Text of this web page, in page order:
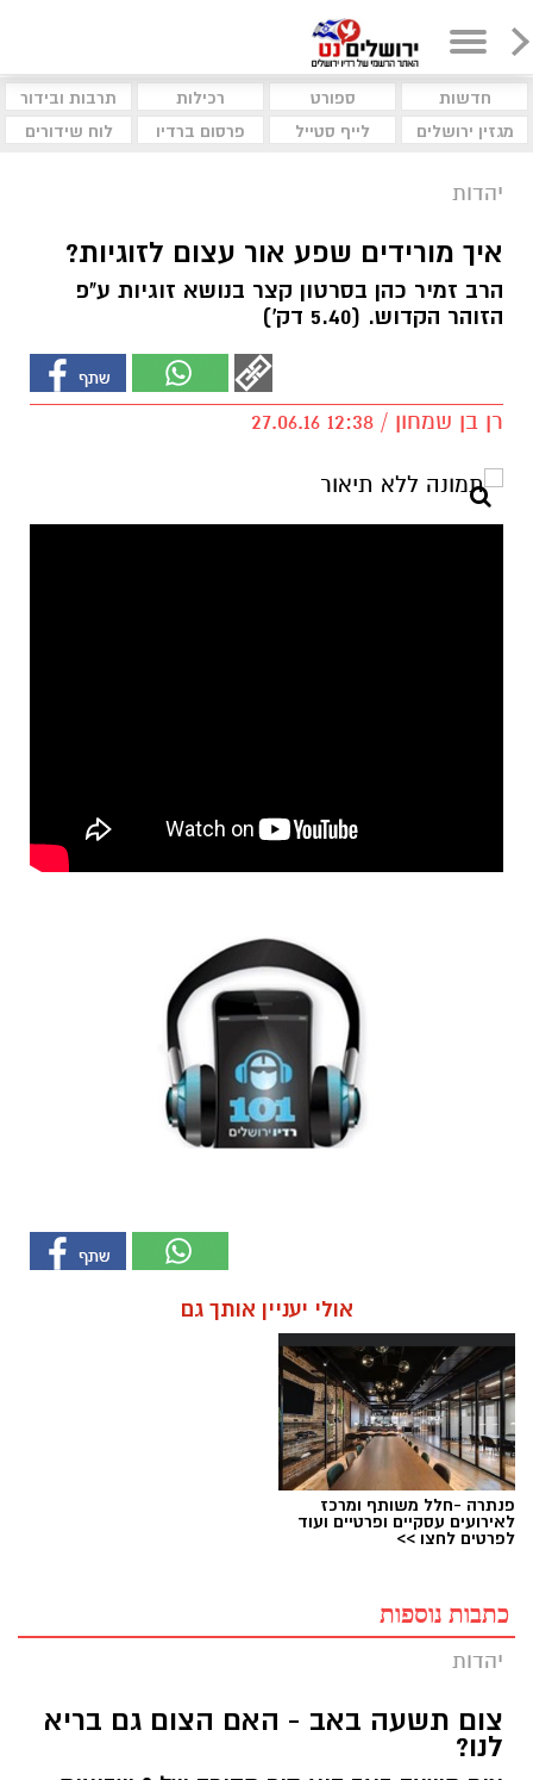
חדשות ספורט רכילות
תרבות ובידור
מגזין ירושלים
לייף סטייל פרסום ברדיו לוח שידורים
יהדות
איך מורידים שפע אור עצום לזוגיות?
הרב זמיר כהן בסרטון קצר בנושא זוגיות ע"פ
הזוהר הקדוש. (5.40 דק')
רן בן שמחון / 12:38 27.06.16
אולי יעניין אותך גם
פנתרה -חלל משותף ומרכז
לאירועים עסקיים ופרטיים ועוד
לפרטים לחצו >>
כתבות נוספות
יהדות
צום תשעה באב - האם הצום גם בריא
לנו?